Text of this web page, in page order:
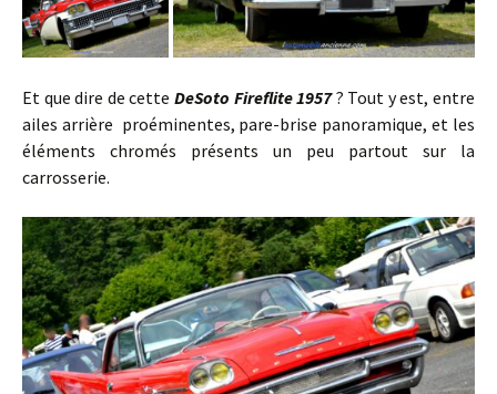
Et que dire de cette DeSoto Fireflite 1957? Tout y est, entre
ailes arrière proéminentes, pare-brise panoramique, et les
éléments chromés présents un peu partout sur la
carrosserie.